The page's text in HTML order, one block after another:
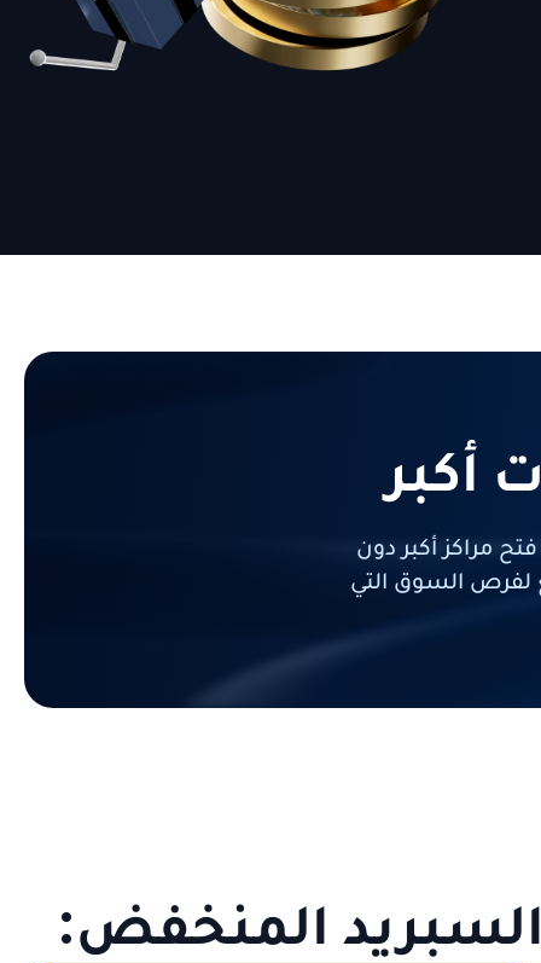
مراكز أكبر دون
لفرص السوق التي
المنخفض: